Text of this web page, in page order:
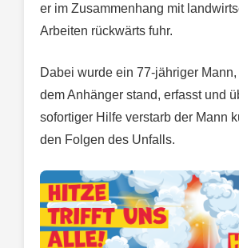
er im Zusammenhang mit
Arbeiten rückwärts fuhr.
Dabei wurde ein 77-jähriger
dem Anhänger stand, erfasst und
sofortiger Hilfe verstarb der Mann
den Folgen des Unfalls.